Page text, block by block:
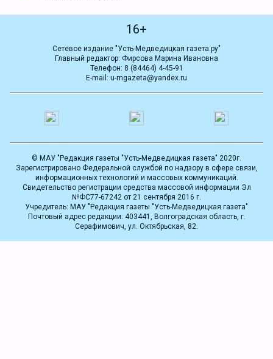
16+
Сетевое издание "Усть-Медведицкая газета.ру"
Главный редактор: Фирсова Марина Ивановна
Телефон: 8 (84464) 4-45-91
E-mail: u-mgazeta@yandex.ru
© МАУ "Редакция газеты "Усть-Медведицкая газета" 2020г.
Зарегистрировано Федеральной службой по надзору в сфере связи,
информационных технологий и массовых коммуникаций.
Свидетельство регистрации средства массовой информации Эл
№ФС77-67242 от 21 сентября 2016 г.
Учредитель: МАУ "Редакция газеты "Усть-Медведицкая газета"
Почтовый адрес редакции: 403441, Волгоградская область, г.
Серафимович, ул. Октябрьская, 82.